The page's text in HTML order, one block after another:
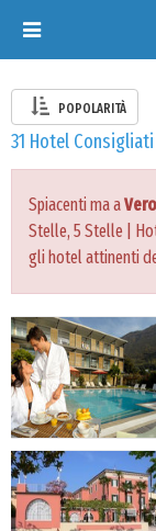
Toggle
navigation
POPOLARITÀ
31 Hotel Consigliati
Spiacenti ma a
Stelle, 5 Stelle |
gli hotel attinenti